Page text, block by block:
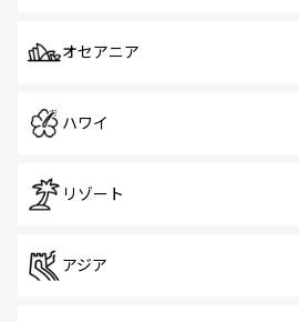
オセアニア
ハワイ
リゾート
アジア